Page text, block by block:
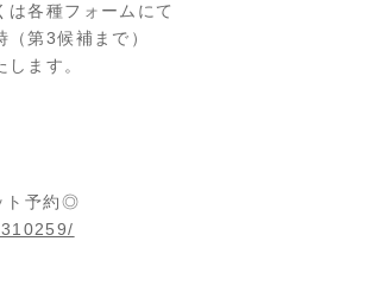
は各種フォームにて
第3候補まで）
ます。
ト予約◎